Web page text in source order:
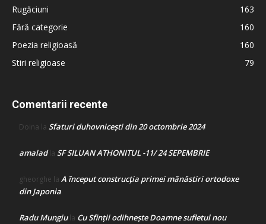
Rugăciuni
163
Fără categorie
160
Poezia religioasă
160
Stiri religioase
79
Comentarii recente
Doina la Sfaturi duhovnicești din 20 octombrie 2024
amaladla SF SILUAN ATHONITUL -11/ 24 SEPEMBRIE
gheorghe la A început construcţia primei mănăstiri ortodoxe
din Japonia
Radu Mungiula Cu Sfinții odihnește Doamne sufletul nou